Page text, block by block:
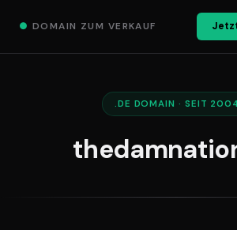
● DOMAIN ZUM VERKAUF
.DE DOMAIN · SEIT 2004